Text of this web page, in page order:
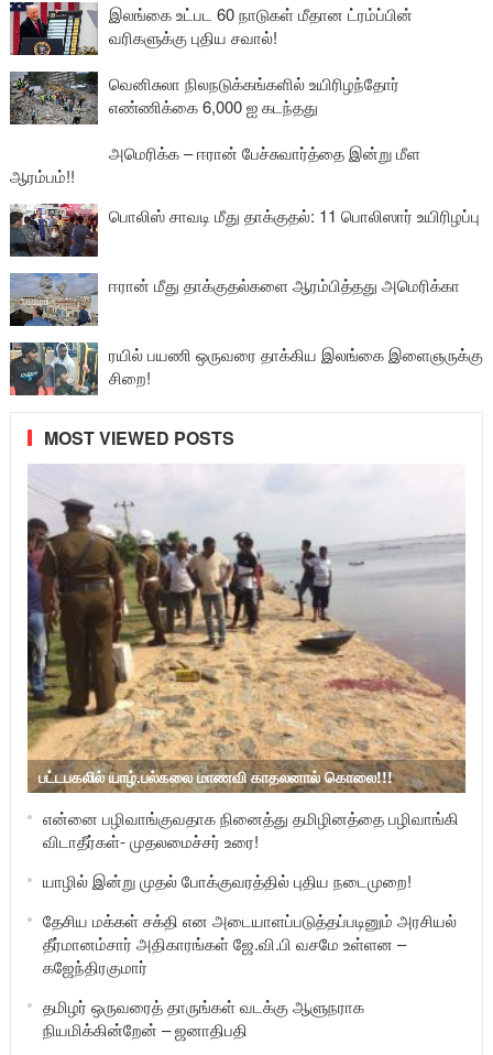
இலங்கை உட்பட 60 நாடுகள் மீதான ட்ரம்ப்பின்
வரிகளுக்கு புதிய சவால்!
வெனிசுலா நிலநடுக்கங்களில் உயிரிழந்தோர்
எண்ணிக்கை 6,000 ஐ கடந்தது
அமெரிக்க – ஈரான் பேச்சுவார்த்தை இன்று மீள
ஆரம்பம்!!
பொலிஸ் சாவடி மீது தாக்குதல்: 11 பொலிஸார் உயிரிழப்பு
ஈரான் மீது தாக்குதல்களை ஆரம்பித்தது அமெரிக்கா
ரயில் பயணி ஒருவரை தாக்கிய இலங்கை இளைஞருக்கு
சிறை!
MOST VIEWED POSTS
பட்டபகலில் யாழ்.பல்கலை மாணவி காதலனால் கொலை!!!
என்னை பழிவாங்குவதாக நினைத்து தமிழினத்தை பழிவாங்கி
விடாதீர்கள்- முதலமைச்சர் உரை!
யாழில் இன்று முதல் போக்குவரத்தில் புதிய நடைமுறை!
தேசிய மக்கள் சக்தி என அடையாளப்படுத்தப்படினும் அரசியல்
தீர்மானம்சார் அதிகாரங்கள் ஜே.வி.பி வசமே உள்ளன –
கஜேந்திரகுமார்
தமிழர் ஒருவரைத் தாருங்கள் வடக்கு ஆளுநராக
நியமிக்கின்றேன் – ஜனாதிபதி